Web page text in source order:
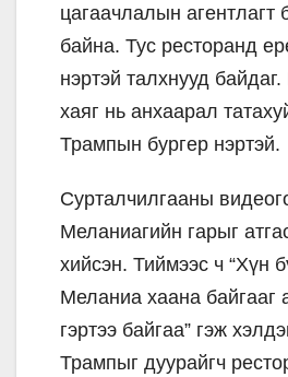
цагаачлалын агентлагт
байна. Тус ресторанд
нэртэй талхнууд
хаяг нь анхаарал
Трампын бургер нэртэй.
Сурталчилгааны
Меланиагийн гарыг
хийсэн. Тиймээс ч “Хүн
Меланиа хаана байгааг
гэртээ байгаа” гэж
Трампыг дуурайгч